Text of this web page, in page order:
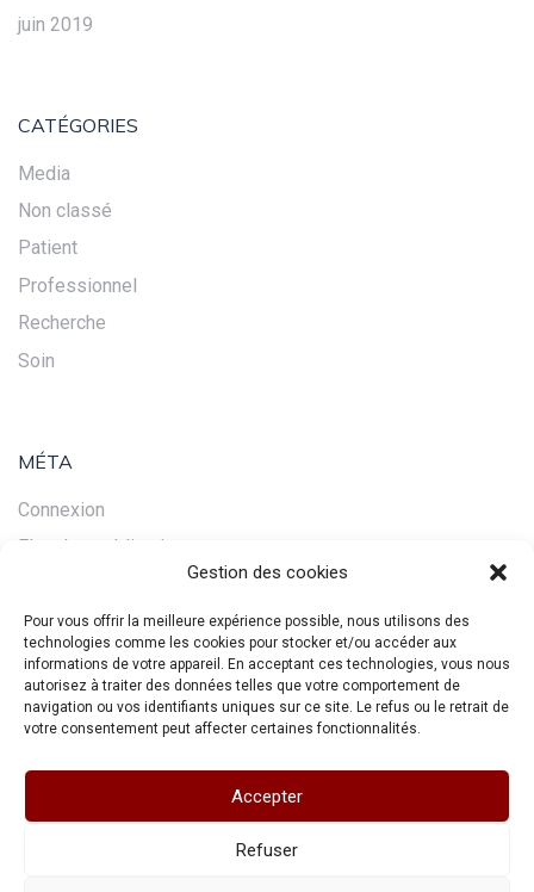
Gestion des cookies
Pour vous offrir la meilleure expérience possible, nous utilisons des
technologies comme les cookies pour stocker et/ou accéder aux
informations de votre appareil. En acceptant ces technologies, vous nous
autorisez à traiter des données telles que votre comportement de
navigation ou vos identifiants uniques sur ce site. Le refus ou le retrait de
votre consentement peut affecter certaines fonctionnalités.
Accepter
Refuser
juin 2019
CATÉGORIES
Media
Non classé
Patient
Professionnel
Recherche
Soin
MÉTA
Connexion
Flux des publications
Flux des commentaires
Site de WordPress-FR
Plan du site